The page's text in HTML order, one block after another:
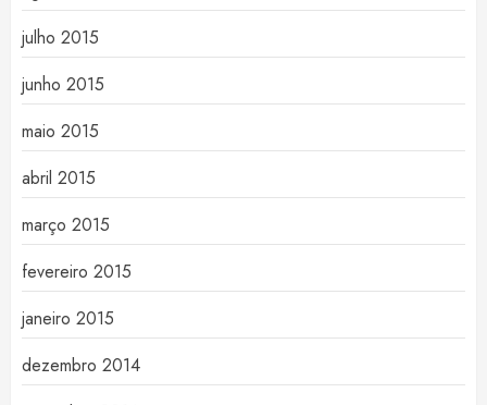
julho 2015
junho 2015
maio 2015
abril 2015
março 2015
fevereiro 2015
janeiro 2015
dezembro 2014